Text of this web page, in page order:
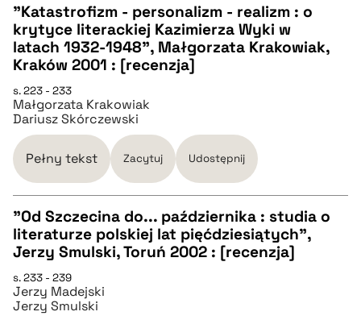
CZYSTY TEKST
pobierz cytat
BIBTEX
pobierz cytat
"Katastrofizm - personalizm - realizm : o
krytyce literackiej Kazimierza Wyki w
latach 1932-1948", Małgorzata Krakowiak,
Kraków 2001 : [recenzja]
s. 223 - 233
Małgorzata Krakowiak
Dariusz Skórczewski
Pełny tekst Zacytuj Udostępnij
CZYSTY TEKST
pobierz cytat
"Od Szczecina do... października : studia o
literaturze polskiej lat pięćdziesiątych",
Jerzy Smulski, Toruń 2002 : [recenzja]
s. 233 - 239
Jerzy Madejski
Jerzy Smulski